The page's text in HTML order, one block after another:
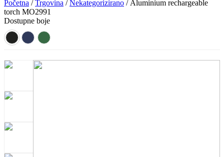
Početna /Trgovina /Nekategorizirano / Aluminium rechargeable
torch MO2991
Dostupne boje